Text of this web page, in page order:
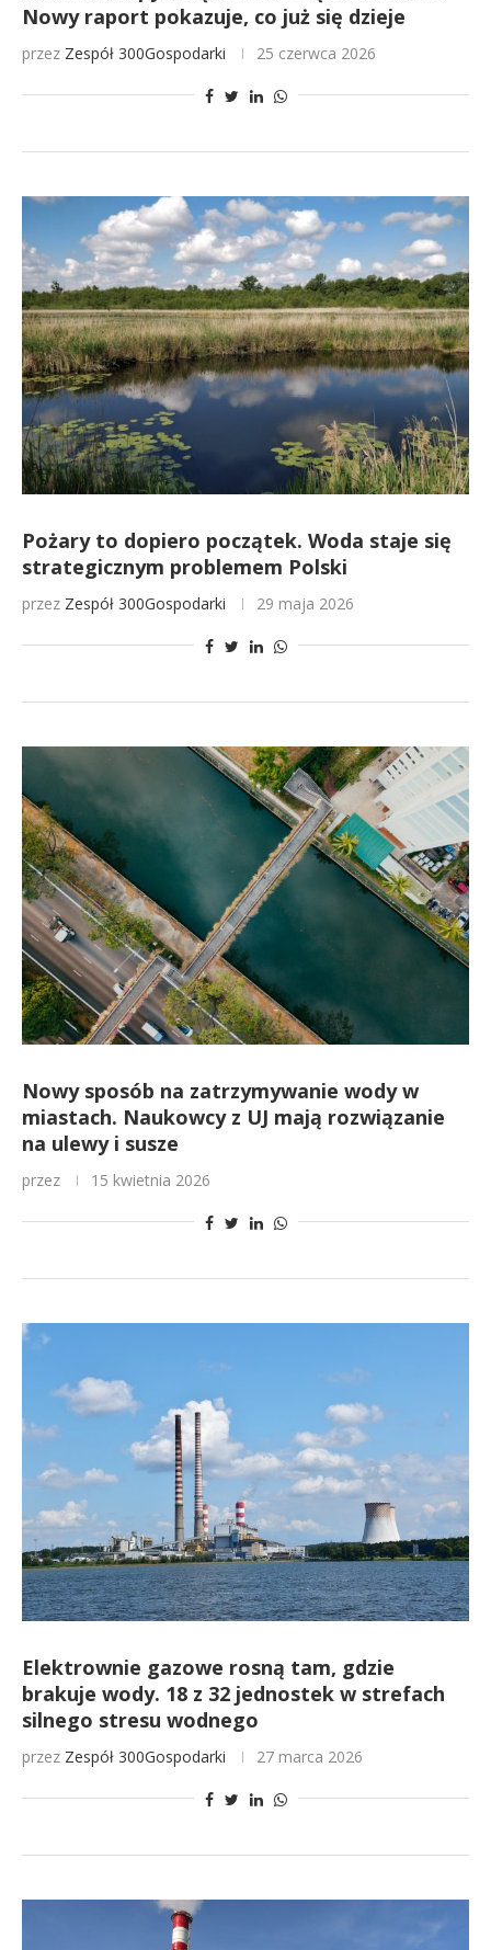
Nowy raport pokazuje, co już się dzieje
przez Zespół 300Gospodarki 25 czerwca 2026
Pożary to dopiero początek. Woda staje się
strategicznym problemem Polski
przez Zespół 300Gospodarki 29 maja 2026
Nowy sposób na zatrzymywanie wody w
miastach. Naukowcy z UJ mają rozwiązanie
na ulewy i susze
przez 15 kwietnia 2026
Elektrownie gazowe rosną tam, gdzie
brakuje wody. 18 z 32 jednostek w strefach
silnego stresu wodnego
przez Zespół 300Gospodarki 27 marca 2026